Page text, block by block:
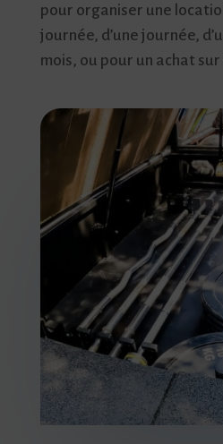
pour organiser une
journée, d’une journée,
mois, ou pour un achat sur